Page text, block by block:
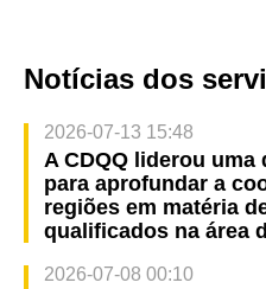
Notícias dos
2026-07-13 15:48
A CDQQ liderou uma
para aprofundar a
regiões em matéria
qualificados na área
2026-07-08 00:10